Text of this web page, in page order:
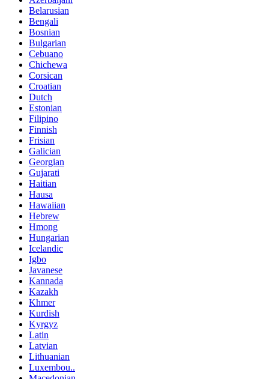
Belarusian
Bengali
Bosnian
Bulgarian
Cebuano
Chichewa
Corsican
Croatian
Dutch
Estonian
Filipino
Finnish
Frisian
Galician
Georgian
Gujarati
Haitian
Hausa
Hawaiian
Hebrew
Hmong
Hungarian
Icelandic
Igbo
Javanese
Kannada
Kazakh
Khmer
Kurdish
Kyrgyz
Latin
Latvian
Lithuanian
Luxembou..